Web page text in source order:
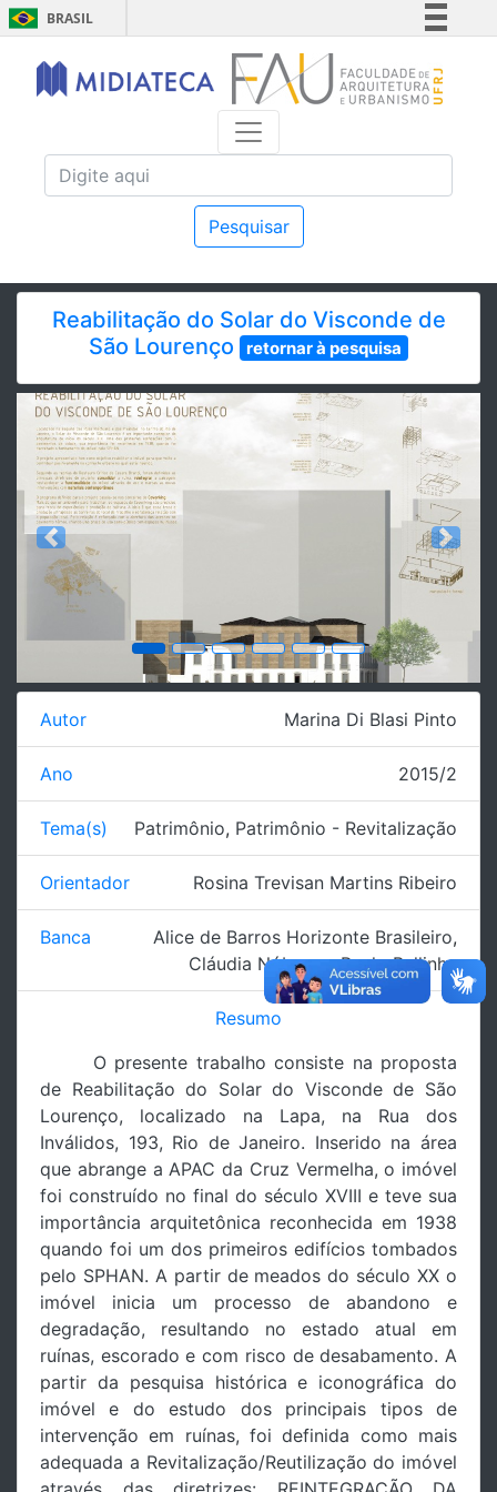
BRASIL
Simplifique!
Comunica BR
Acesso à informação
Pesquisar
Reabilitação do Solar do Visconde de
São Lourenço
retornar à pesquisa
Previous Next
Autor Marina Di Blasi Pinto
Ano 2015/2
Tema(s) Patrimônio, Patrimônio - Revitalização
Orientador Rosina Trevisan Martins Ribeiro
Banca Alice de Barros Horizonte Brasileiro,
Cláudia Nóbrega,Paulo Bellinha
Resumo
O presente trabalho consiste na proposta
de Reabilitação do Solar do Visconde de São
Lourenço, localizado na Lapa, na Rua dos
Inválidos, 193, Rio de Janeiro. Inserido na área
que abrange a APAC da Cruz Vermelha, o imóvel
foi construído no final do século XVIII e teve sua
importância arquitetônica reconhecida em 1938
quando foi um dos primeiros edifícios tombados
pelo SPHAN. A partir de meados do século XX o
imóvel inicia um processo de abandono e
degradação, resultando no estado atual em
ruínas, escorado e com risco de desabamento. A
partir da pesquisa histórica e iconográfica do
imóvel e do estudo dos principais tipos de
intervenção em ruínas, foi definida como mais
adequada a Revitalização/Reutilização do imóvel